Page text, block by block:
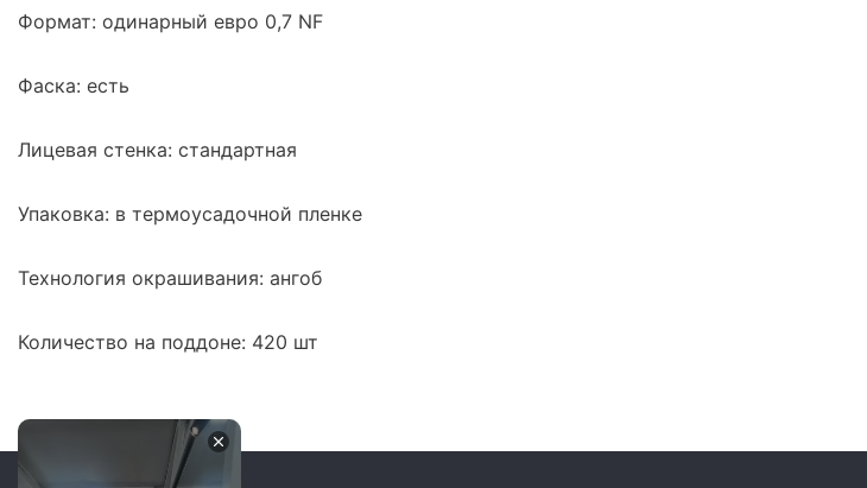
Формат: одинарный евро 0,7 NF
Фаска: есть
Лицевая стенка: стандартная
Упаковка: в термоусадочной пленке
Технология окрашивания: ангоб
Количество на поддоне: 420 шт